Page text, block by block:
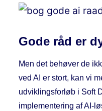
Gode råd er
Men det behøver de
ved AI er stort, kan vi
udviklingsforløb i Soft
implementering af AI-